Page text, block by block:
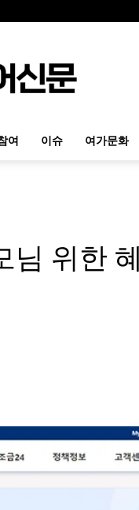
여 이슈 여가문화
위한